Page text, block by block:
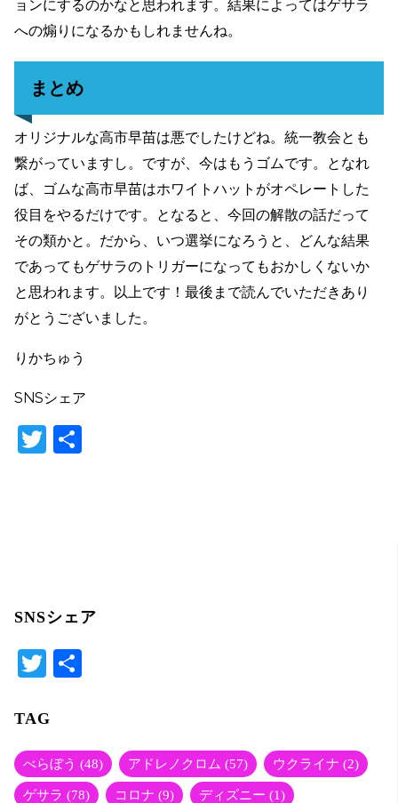
ョンにするのかなと思われます。結果によってはゲサラ
への煽りになるかもしれませんね。
まとめ
オリジナルな高市早苗は悪でしたけどね。統一教会とも
繋がっていますし。ですが、今はもうゴムです。となれ
ば、ゴムな高市早苗はホワイトハットがオペレートした
役目をやるだけです。となると、今回の解散の話だって
その類かと。だから、いつ選挙になろうと、どんな結果
であってもゲサラのトリガーになってもおかしくないか
と思われます。以上です！最後まで読んでいただきあり
がとうございました。
りかちゅう
SNSシェア
T
SNSシェア
T
tte
r
TAG
べらぼう (48) アドレノクロム (57) ウクライナ (2)
ゲサラ (78) コロナ (9) ディズニー (1)